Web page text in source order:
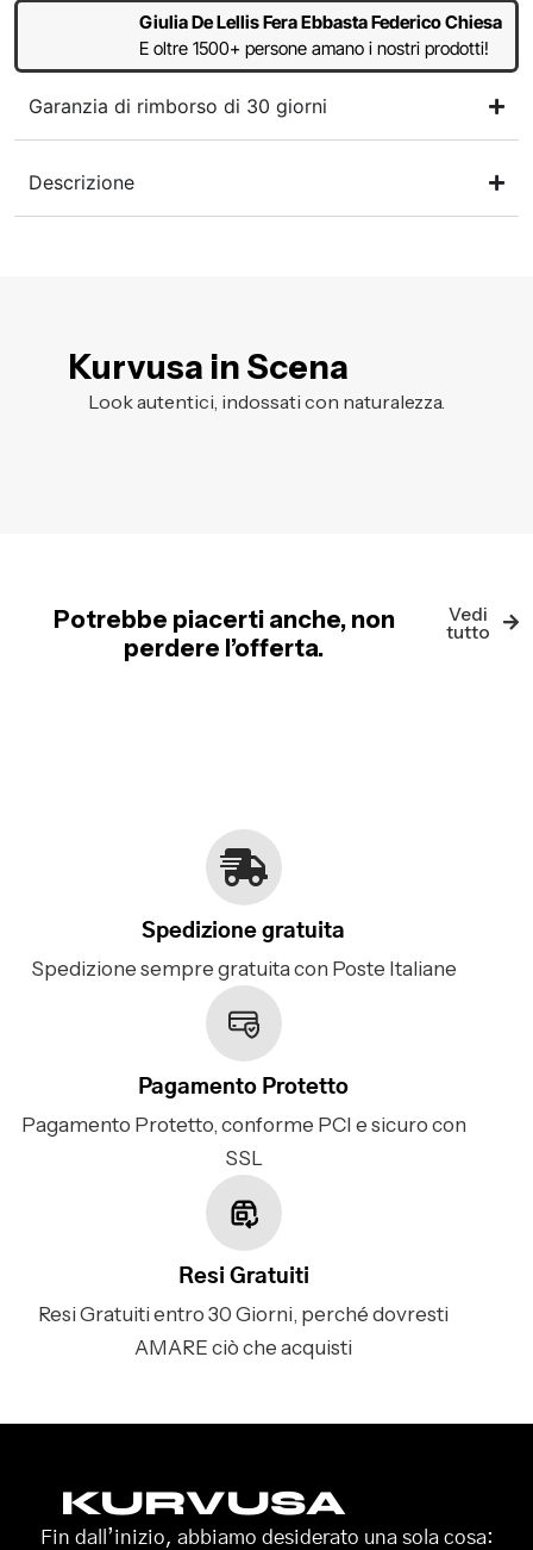
Giulia De Lellis Fera Ebbasta Federico Chiesa
E oltre 1500+ persone amano i nostri prodotti!
Garanzia di rimborso di 30 giorni
Descrizione
Kurvusa in Scena
Look autentici, indossati con naturalezza.
Potrebbe piacerti anche, non
perdere l’offerta.
Vedi
tutto
Spedizione gratuita
Spedizione sempre gratuita con Poste Italiane
Pagamento Protetto
Pagamento Protetto, conforme PCI e sicuro con
SSL
Resi Gratuiti
Resi Gratuiti entro 30 Giorni, perché dovresti
AMARE ciò che acquisti
KURVUSA
Fin dall’inizio, abbiamo desiderato una sola cosa: